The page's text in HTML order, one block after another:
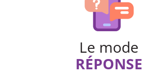
Le mode
RÉPONSE